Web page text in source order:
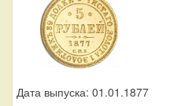
Дата выпуска: 01.01.1877